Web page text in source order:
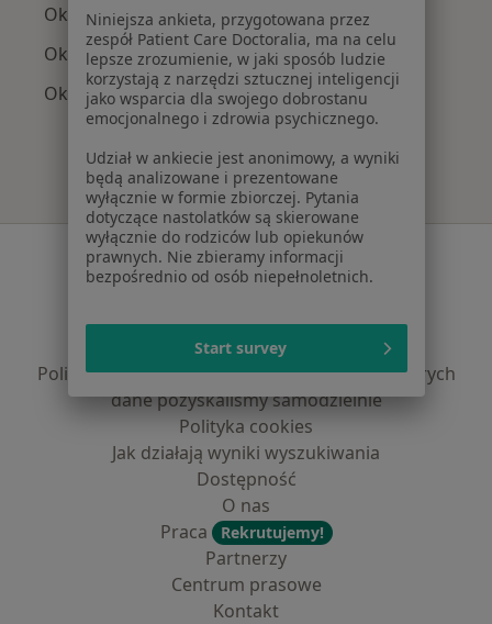
Okuliści z POLMED w Krakowie
Okuliści z Compensa w Krakowie
Okuliści z Medicover w Krakowie
Serwis
Regulamin
Polityka prywatności pacjentów
Polityka prywatności profesjonalistów
Polityka prywatności dla profesjonalistów, których
dane pozyskaliśmy samodzielnie
Polityka cookies
Jak działają wyniki wyszukiwania
Dostępność
O nas
Praca
Rekrutujemy!
Partnerzy
Centrum prasowe
Kontakt
Niniejsza ankieta, przygotowana przez
zespół Patient Care Doctoralia, ma na celu
lepsze zrozumienie, w jaki sposób ludzie
korzystają z narzędzi sztucznej inteligencji
jako wsparcia dla swojego dobrostanu
emocjonalnego i zdrowia psychicznego.
Udział w ankiecie jest anonimowy, a wyniki
będą analizowane i prezentowane
wyłącznie w formie zbiorczej. Pytania
dotyczące nastolatków są skierowane
wyłącznie do rodziców lub opiekunów
prawnych. Nie zbieramy informacji
bezpośrednio od osób niepełnoletnich.
Start survey